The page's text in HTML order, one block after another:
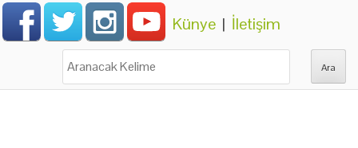
Künye | İletişim